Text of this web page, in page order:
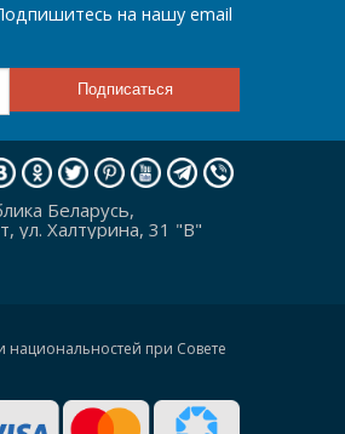
на нашу email
Беларусь,
ул. Халтурина, 31 "В"
национальностей при Совете